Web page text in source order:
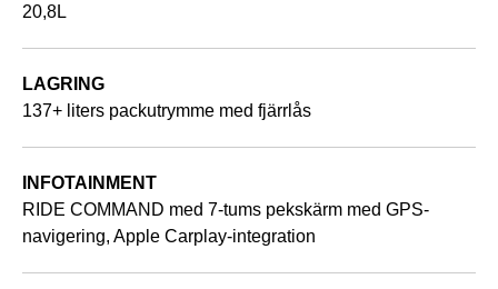
20,8L
LAGRING
137+ liters packutrymme med fjärrlås
INFOTAINMENT
RIDE COMMAND med 7-tums pekskärm med GPS-
navigering, Apple Carplay-integration